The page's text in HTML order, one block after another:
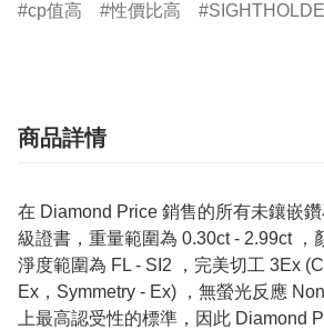
cp值高 性價比高
商品詳情
在 Diamond Price 銷售的所有未鑲嵌
級證書，重量範圍為 0.30ct - 2.99ct ，
淨度範圍為 FL - SI2 ，完美切工 3Ex
Ex，Symmetry - Ex) ，無螢光反應
上最高認受性的標準，因此 Diamond